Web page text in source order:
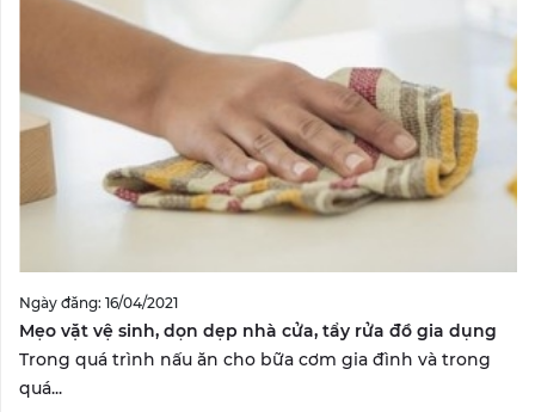
Ngày đăng: 16/04/2021
Mẹo vặt vệ sinh, dọn dẹp nhà cửa, tẩy rửa đồ gia dụng
Trong quá trình nấu ăn cho bữa cơm gia đình và trong
quá...